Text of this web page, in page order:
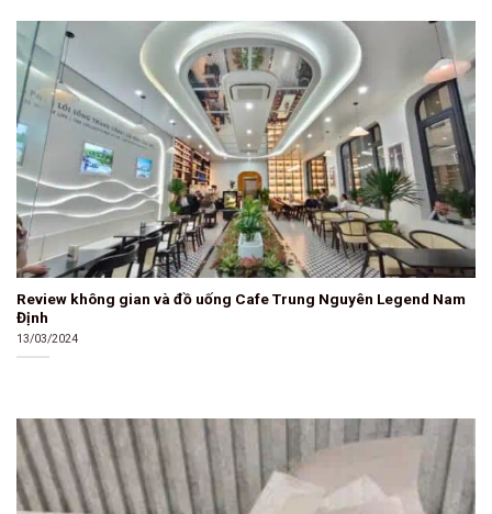
Review không gian và đồ uống Cafe Trung Nguyên Legend Nam
Định
13/03/2024